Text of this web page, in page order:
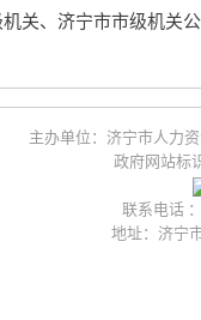
关、济宁市市级机关
主办单位：济宁市人力
政府网站标
联系电话
地址：济宁